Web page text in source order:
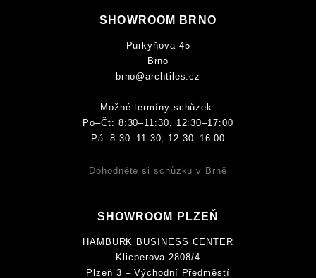
SHOWROOM BRNO
Purkyňova 45
Brno
brno@archtiles.cz
Možné termíny schůzek:
Po–Čt: 8:30–11:30, 12:30–17:00
Pá: 8:30–11:30, 12:30–16:00
Dohodněte si schůzku v Brně
SHOWROOM PLZEŇ
HAMBURK BUSINESS CENTER
Klicperova 2808/4
Plzeň 3 – Východní Předměstí